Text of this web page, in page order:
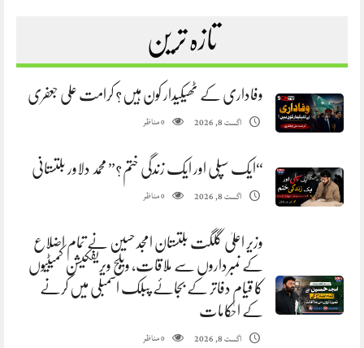
تازہ ترین
وفاداری کے ٹھیکیدار کون ہیں؟ کرامت علی جعفری
اگست 8, 2026 0مناظر
“ایک سپلی اور ایک زندگی ختم؟” محمد دلاور بلتستانی
اگست 8, 2026 0مناظر
وزیر اعلیٰ گلگت بلتستان امجد حسین نے تمام اضلاع
کے نمبرداروں سے ملاقات، ویلج ویریفکیشن کمیٹیوں
کا قیام دفاتر کے بجائے پبلک اسمبلی میں کرنے
کے احکامات
اگست 8, 2026 0مناظر